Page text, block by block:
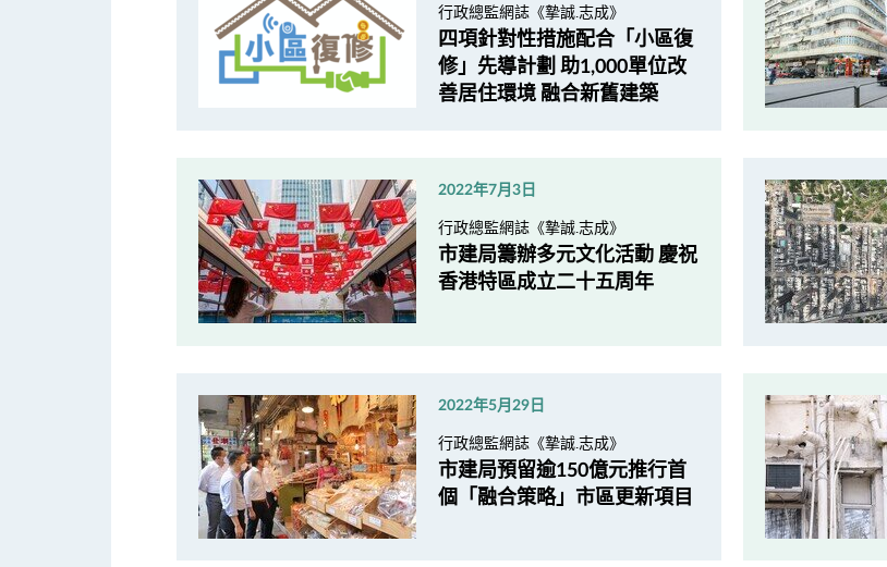
行政總監網誌《摯誠.志成》
四項針對性措施配合「小區復
修」先導計劃 助1,000單位改
善居住環境 融合新舊建築
2022年7月3日
行政總監網誌《摯誠.志成》
市建局籌辦多元文化活動 慶祝
香港特區成立二十五周年
2022年5月29日
行政總監網誌《摯誠.志成》
市建局預留逾150億元推行首
個「融合策略」市區更新項目